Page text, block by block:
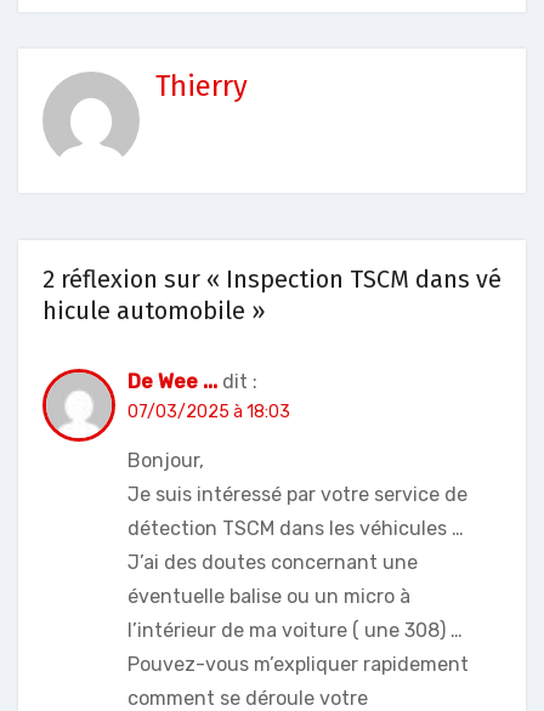
Thierry
2 réflexion sur « Inspection TSCM dans vé
hicule automobile »
De Wee ... dit :
07/03/2025 à 18:03
Bonjour,
Je suis intéressé par votre service de
détection TSCM dans les véhicules …
J’ai des doutes concernant une
éventuelle balise ou un micro à
l’intérieur de ma voiture ( une 308) …
Pouvez-vous m’expliquer rapidement
comment se déroule votre